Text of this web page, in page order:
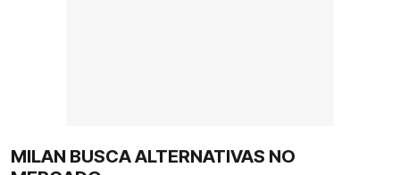
MILAN BUSCA ALTERNATIVAS NO